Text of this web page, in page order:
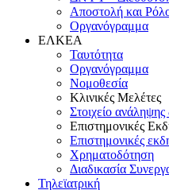
Αποστολή και
Οργανόγραμμα
ΕΛΚΕΑ
Ταυτότητα
Οργανόγραμμα
Νομοθεσία
Κλινικές Μελέτες
Στοιχείο ανάληψης
Επιστημονικές
Επιστημονικές
Χρηματοδότηση
Διαδικασία
Τηλεϊατρική